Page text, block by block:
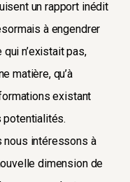
un rapport inédit
à engendrer
n’existait pas,
matière, qu’à
existant
potentialités.
nous intéressons à
dimension de